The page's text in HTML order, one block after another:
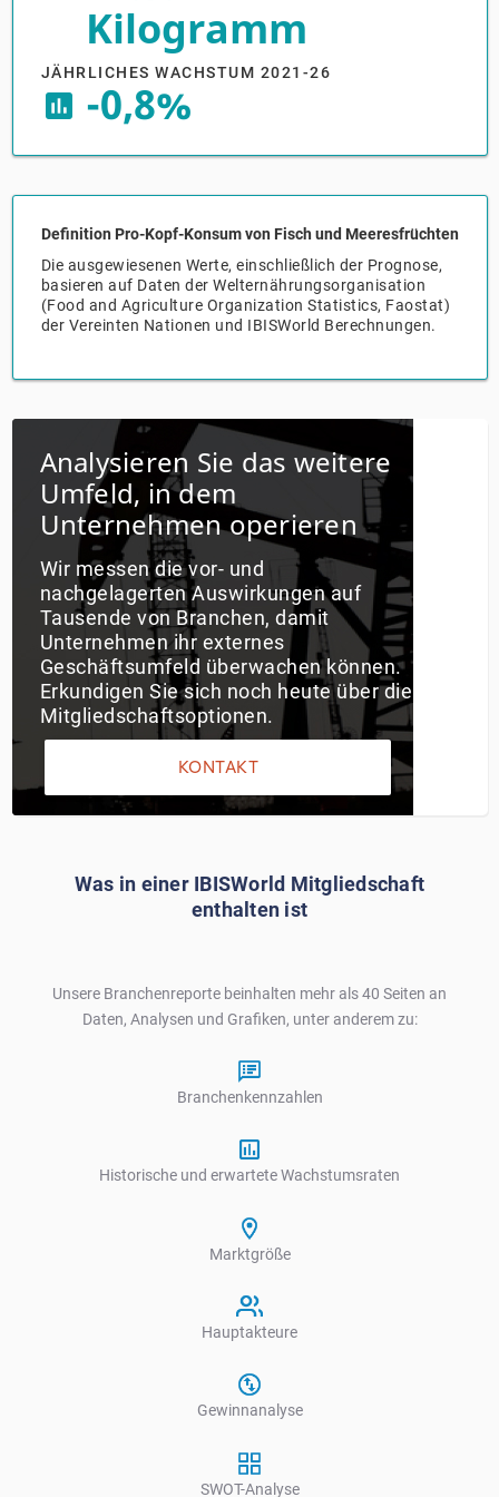
Kilogramm
JÄHRLICHES WACHSTUM 2021-26
insert_chart -0,8%
Definition Pro-Kopf-Konsum von Fisch und Meeresfrüchten
Die ausgewiesenen Werte, einschließlich der Prognose,
basieren auf Daten der Welternährungsorganisation
(Food and Agriculture Organization Statistics, Faostat)
der Vereinten Nationen und IBISWorld Berechnungen.
Analysieren Sie das weitere
Umfeld, in dem
Unternehmen operieren
Wir messen die vor- und
nachgelagerten Auswirkungen auf
Tausende von Branchen, damit
Unternehmen ihr externes
Geschäftsumfeld überwachen können.
Erkundigen Sie sich noch heute über die
Mitgliedschaftsoptionen.
KONTAKT
Was in einer IBISWorld Mitgliedschaft
enthalten ist
Unsere Branchenreporte beinhalten mehr als 40 Seiten an
Daten, Analysen und Grafiken, unter anderem zu:
Branchenkennzahlen
Historische und erwartete Wachstumsraten
Marktgröße
Hauptakteure
Gewinnanalyse
SWOT-Analyse
Groß- und Einzelhandel
Information und Kommunikation
Freiberufliche, wissenschaftliche und
technische Dienstleistungen
Deutschland
Italien
Irland
Vereinigtes Königreich
Marketing
Private Equity
Sales Vertrieb